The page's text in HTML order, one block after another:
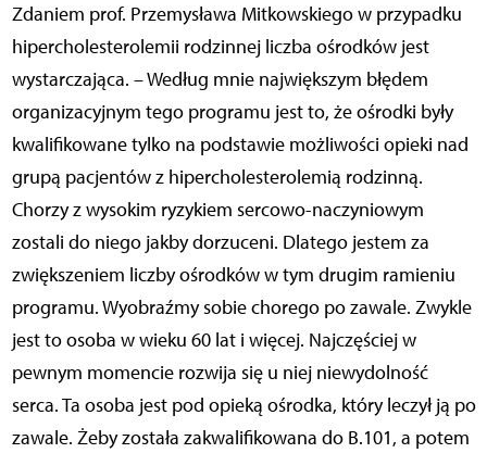
Zdaniem prof. Przemysława Mitkowskiego w przypadku
hipercholesterolemii rodzinnej liczba ośrodków jest
wystarczająca. – Według mnie największym błędem
organizacyjnym tego programu jest to, że ośrodki były
kwalifikowane tylko na podstawie możliwości opieki nad
grupą pacjentów z hipercholesterolemią rodzinną.
Chorzy z wysokim ryzykiem sercowo-naczyniowym
zostali do niego jakby dorzuceni. Dlatego jestem za
zwiększeniem liczby ośrodków w tym drugim ramieniu
programu. Wyobraźmy sobie chorego po zawale. Zwykle
jest to osoba w wieku 60 lat i więcej. Najczęściej w
pewnym momencie rozwija się u niej niewydolność
serca. Ta osoba jest pod opieką ośrodka, który leczył ją po
zawale. Żeby została zakwalifikowana do B.101, a potem